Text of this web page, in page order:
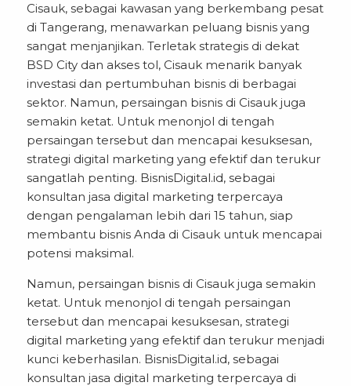
Cisauk, sebagai kawasan yang berkembang pesat
di Tangerang, menawarkan peluang bisnis yang
sangat menjanjikan. Terletak strategis di dekat
BSD City dan akses tol, Cisauk menarik banyak
investasi dan pertumbuhan bisnis di berbagai
sektor. Namun, persaingan bisnis di Cisauk juga
semakin ketat. Untuk menonjol di tengah
persaingan tersebut dan mencapai kesuksesan,
strategi digital marketing yang efektif dan terukur
sangatlah penting. BisnisDigital.id, sebagai
konsultan jasa digital marketing terpercaya
dengan pengalaman lebih dari 15 tahun, siap
membantu bisnis Anda di Cisauk untuk mencapai
potensi maksimal.
Namun, persaingan bisnis di Cisauk juga semakin
ketat. Untuk menonjol di tengah persaingan
tersebut dan mencapai kesuksesan, strategi
digital marketing yang efektif dan terukur menjadi
kunci keberhasilan. BisnisDigital.id, sebagai
konsultan jasa digital marketing terpercaya di